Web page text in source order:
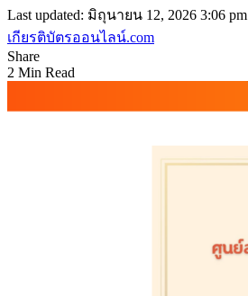
Last updated: มิถุนายน 12, 2026 3:06 pm
เกียรติบัตรออนไลน์.com
Share
2 Min Read